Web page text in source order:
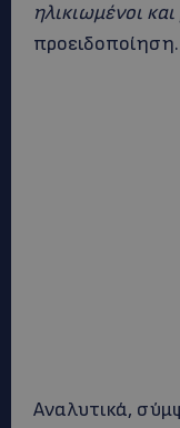
ηλικιωμένοι
προειδοποίηση.
Αναλυτικά,